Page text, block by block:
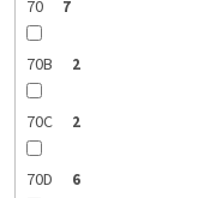
70 7
70B 2
70C 2
70D 6